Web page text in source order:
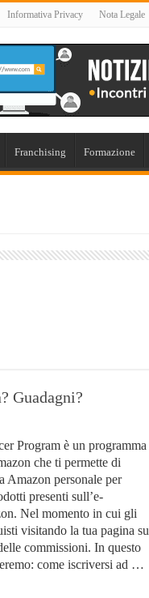
Informativa Privacy Nota Legale
Franchising Formazione
Guadagni?
Program è un programma
che ti permette di
Amazon personale per
presenti sull’e-
Nel momento in cui gli
visitando la tua pagina su
commissioni. In questo
come iscriversi ad …